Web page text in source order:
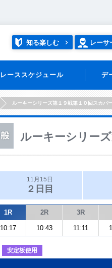
知る楽しむ レーサ
レーススケジュール デ
ルーキーシリーズ第１９戦第１０回スカパ
ルーキーシリー
11月15日
２日目
1R 2R 3R
10:17 10:43 11:11
安定板使用